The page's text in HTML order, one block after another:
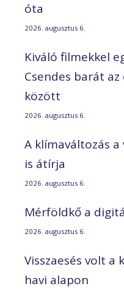
óta
2026. augusztus 6.
Kiváló filmekkel
Csendes barát
között
2026. augusztus 6.
A klímaváltozás
is átírja
2026. augusztus 6.
Mérföldkő a
2026. augusztus 6.
Visszaesés volt a
havi alapon